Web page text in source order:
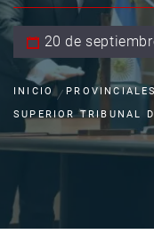
20 de
INICIO PROVINCIALES
SUPERIOR TRIBUNAL